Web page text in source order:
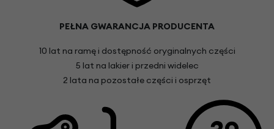
PEŁNA GWARANCJA PRODUCENTA
10 lat na ramę i dostępność oryginalnych części
5 lat na lakier i przedni widelec
2 lata na pozostałe części i osprzęt